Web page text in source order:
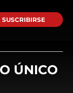
SUSCRIBIRSE
ÚNICO